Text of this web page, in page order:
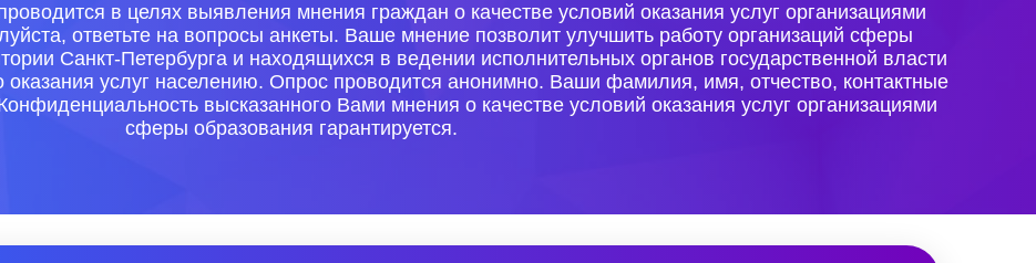
в целях выявления мнения граждан о качестве условий оказания услуг организациями
ответьте на вопросы анкеты. Ваше мнение позволит улучшить работу организаций сферы
Санкт-Петербурга и находящихся в ведении исполнительных органов государственной власти
оказания услуг населению. Опрос проводится анонимно. Ваши фамилия, имя, отчество, контактные
высказанного Вами мнения о качестве условий оказания услуг организациями
сферы образования гарантируется.